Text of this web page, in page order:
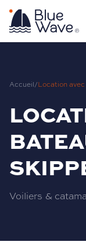
Accueil/Location
Voiliers &